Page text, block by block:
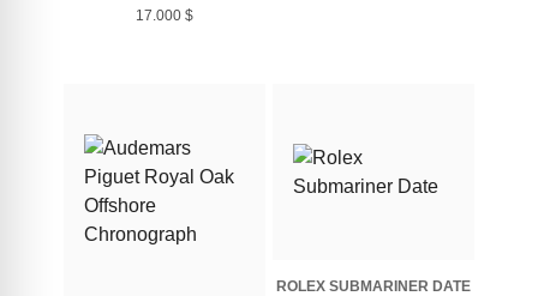
17.000 $
ROLEX SUBMARINER DATE